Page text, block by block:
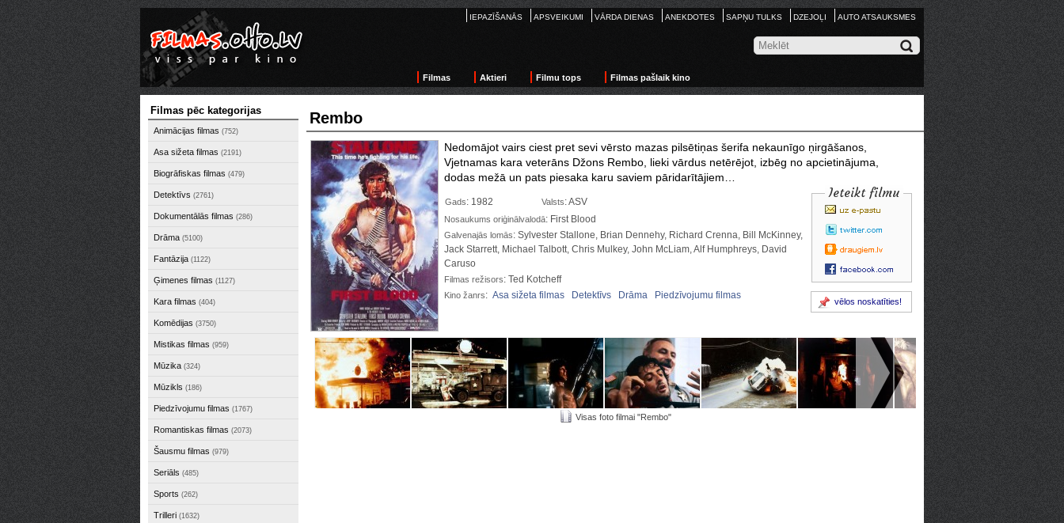
IEPAZĪŠANĀS APSVEIKUMI VĀRDA DIENAS ANEKDOTES SAPŅU TULKS DZEJOĻI AUTO ATSAUKSMES
Filmas Aktieri Filmu tops Filmas pašlaik kino
Filmas pēc kategorijas
Animācijas filmas (752)
Asa sižeta filmas (2191)
Biogrāfiskas filmas (479)
Detektīvs (2761)
Dokumentālās filmas (286)
Drāma (5100)
Fantāzija (1122)
Ģimenes filmas (1127)
Kara filmas (404)
Komēdijas (3750)
Mistikas filmas (959)
Mūzika (324)
Mūzikls (186)
Piedzīvojumu filmas (1767)
Romantiskas filmas (2073)
Šausmu filmas (979)
Seriāls (485)
Sports (262)
Trilleri (1632)
Rembo
Nedomājot vairs ciest pret sevi vērsto mazas pilsētiņas šerifa nekaunīgo ņirgāšanos,
Vjetnamas kara veterāns Džons Rembo, lieki vārdus netērējot, izbēg no apcietinājuma,
dodas mežā un pats piesaka karu saviem pāridarītājiem…
Ieteikt filmu
vēlos noskatīties!
Gads: 1982 Valsts: ASV
Nosaukums oriģinālvalodā: First Blood
Galvenajās lomās: Sylvester Stallone, Brian Dennehy, Richard Crenna, Bill McKinney,
Jack Starrett, Michael Talbott, Chris Mulkey, John McLiam, Alf Humphreys, David
Caruso
Filmas režisors: Ted Kotcheff
Kino žanrs: Asa sižeta filmas Detektīvs Drāma Piedzīvojumu filmas
Visas foto filmai "Rembo"